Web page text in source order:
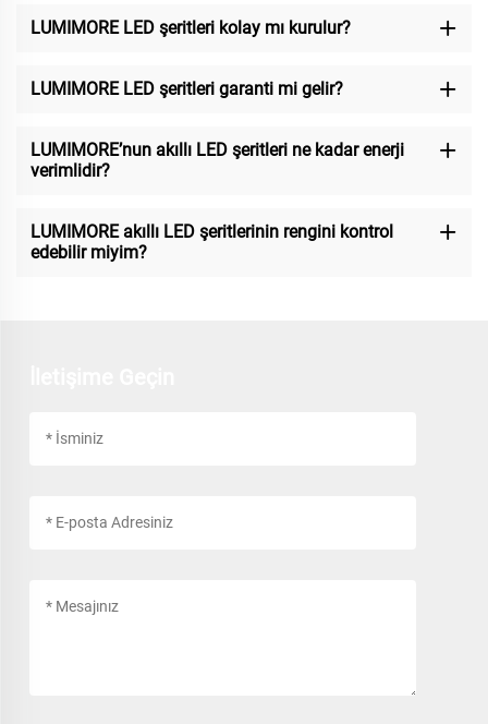
LUMIMORE LED şeritleri kolay mı kurulur?
LUMIMORE LED şeritleri garanti mi gelir?
LUMIMORE’nun akıllı LED şeritleri ne kadar enerji
verimlidir?
LUMIMORE akıllı LED şeritlerinin rengini kontrol
edebilir miyim?